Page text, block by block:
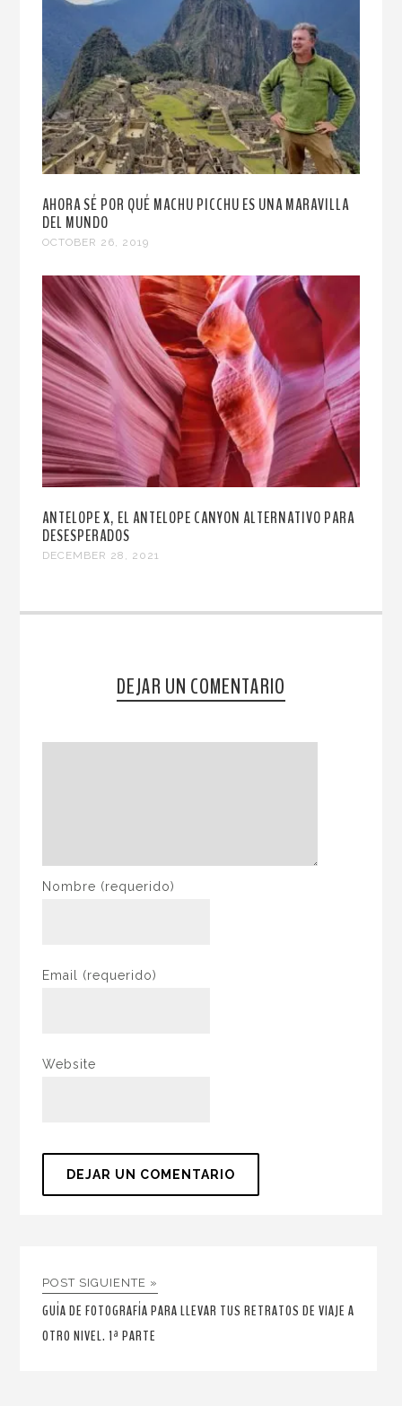
AHORA SÉ POR QUÉ MACHU PICCHU ES UNA MARAVILLA
DEL MUNDO
OCTOBER 26, 2019
ANTELOPE X, EL ANTELOPE CANYON ALTERNATIVO PARA
DESESPERADOS
DECEMBER 28, 2021
DEJAR UN COMENTARIO
Nombre (requerido)
Email (requerido)
Website
POST SIGUIENTE »
GUÍA DE FOTOGRAFÍA PARA LLEVAR TUS RETRATOS DE VIAJE A
OTRO NIVEL. 1ª PARTE